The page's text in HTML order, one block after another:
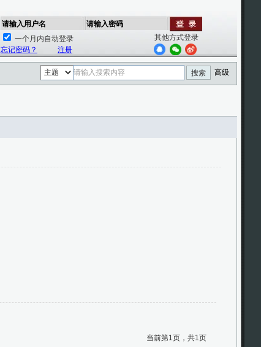
请输入用户名
请输入密码
一个月内自动登录
忘记密码？
注册
其他方式登录
搜索 高级
当前第1页，共1页